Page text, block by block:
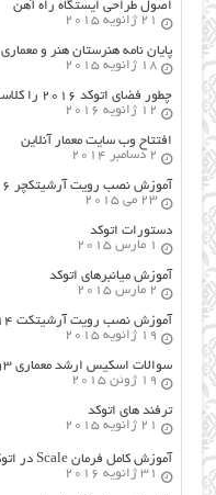
اصول طراحي ایستگاه راه آهن
21 ژانویه 2015
پایان نامه هنرستان هنر و معماري
18 ژانویه 2015
چطور فضای اتوکد ۲۰۱۶ را کلاسیک کنیم؟
12 ژانویه 2016
افتتاح وب سایت معمار آنلاین
2 دسامبر 2014
آموزش نصب رویت آرشیتکچر ۲۰۱۶
23 می 2015
دستورات اتوکد
1 مارس 2015
آموزش میانبرهای اتوکد
2 مارس 2015
آموزش نصب رویت آرشیتکت ۲۰۱۴
19 ژانویه 2015
سوالات اسکیس ارشد معماری ۹۳
19 ژوئن 2015
ترفند های اتوکد
21 ژانویه 2015
آموزش کامل فرمان Scale در اتوکد
31 ژانویه 2016